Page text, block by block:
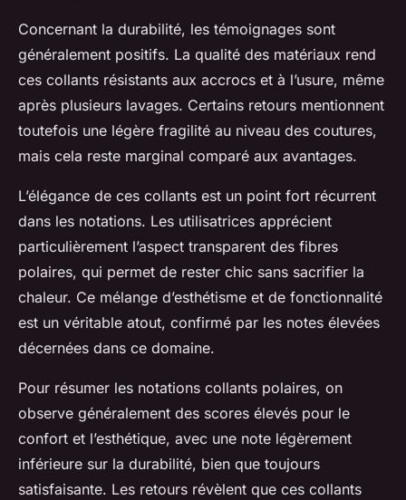
Concernant la durabilité, les témoignages sont
généralement positifs. La qualité des matériaux rend
ces collants résistants aux accrocs et à l’usure, même
après plusieurs lavages. Certains retours mentionnent
toutefois une légère fragilité au niveau des coutures,
mais cela reste marginal comparé aux avantages.
L’élégance de ces collants est un point fort récurrent
dans les notations. Les utilisatrices apprécient
particulièrement l’aspect transparent des fibres
polaires, qui permet de rester chic sans sacrifier la
chaleur. Ce mélange d’esthétisme et de fonctionnalité
est un véritable atout, confirmé par les notes élevées
décernées dans ce domaine.
Pour résumer les notations collants polaires, on
observe généralement des scores élevés pour le
confort et l’esthétique, avec une note légèrement
inférieure sur la durabilité, bien que toujours
satisfaisante. Les retours révèlent que ces collants